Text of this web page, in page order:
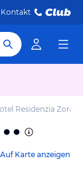
Kontakt
Residenzia Zora
Auf Karte anzeigen